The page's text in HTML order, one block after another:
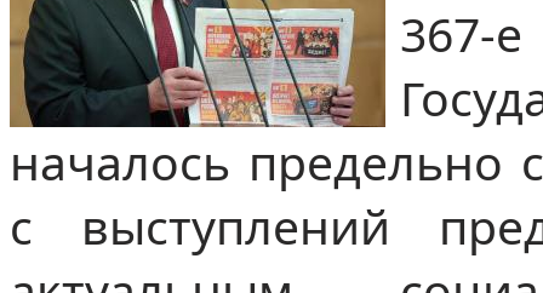
началось
с выступлений